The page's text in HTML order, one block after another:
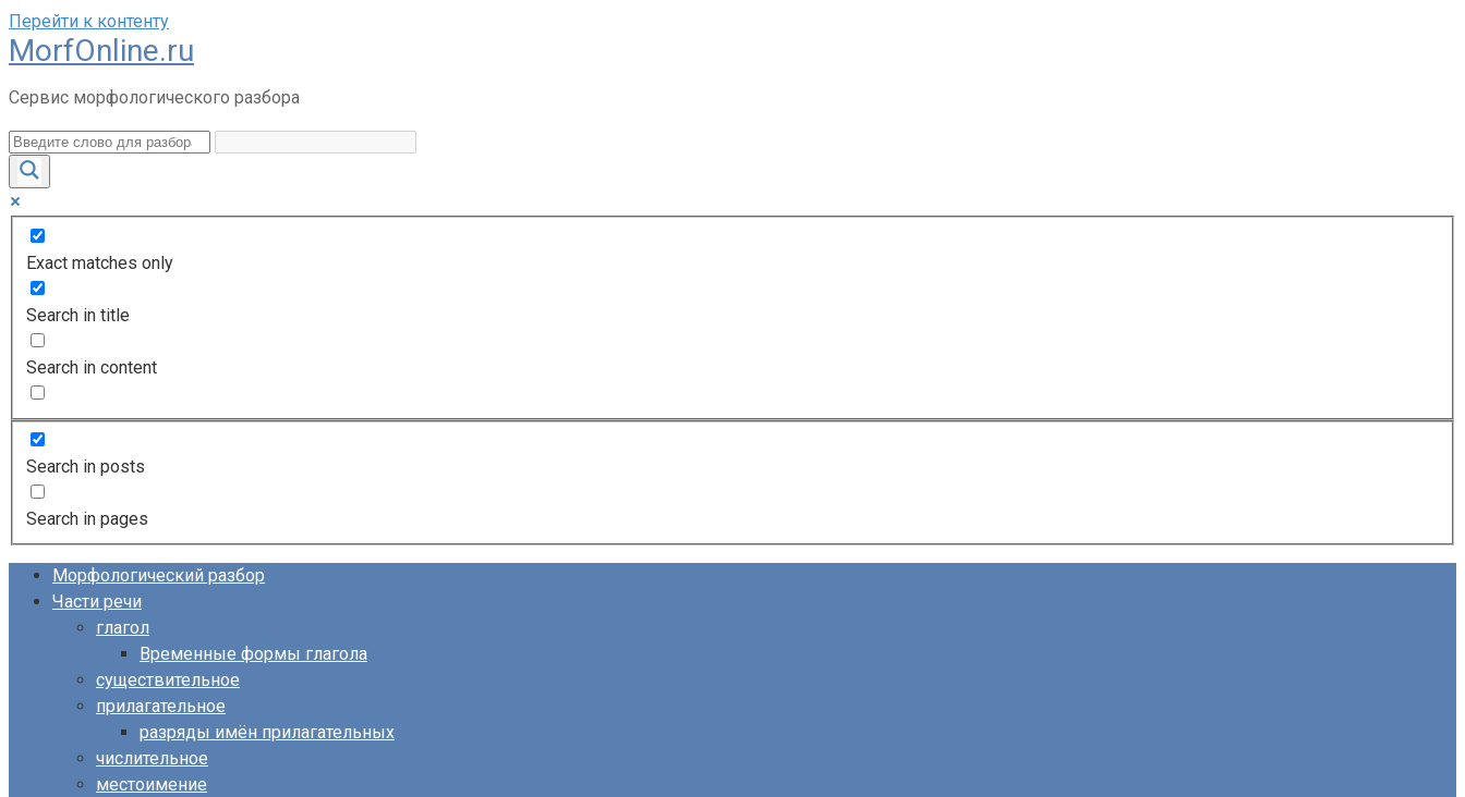
Перейти к контенту
MorfOnline.ru
Сервис морфологического разбора
Exact matches only
Search in title
Search in content
Search in posts
Search in pages
Морфологический разбор
Части речи
глагол
Временные формы глагола
существительное
прилагательное
разряды имён прилагательных
числительное
местоимение